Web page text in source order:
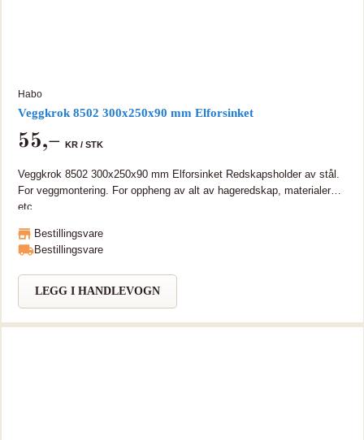
Habo
Veggkrok 8502 300x250x90 mm Elforsinket
55,– KR / STK
Veggkrok 8502 300x250x90 mm Elforsinket Redskapsholder av stål.
For veggmontering. For oppheng av alt av hageredskap, materialer
etc.
Bestillingsvare
Bestillingsvare
LEGG I HANDLEVOGN